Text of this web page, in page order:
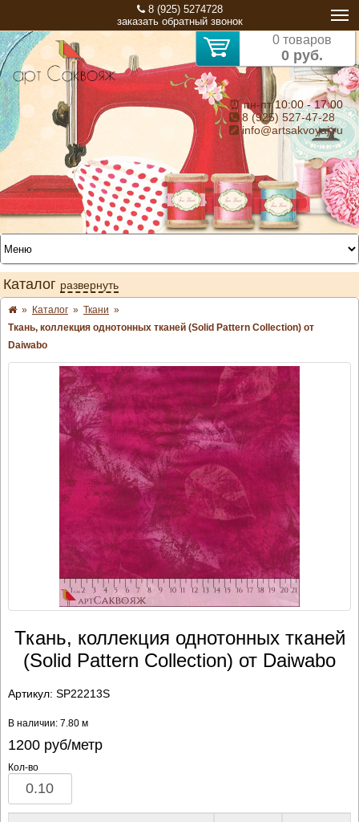
8 (925) 5274728
заказать обратный звонок
0 товаров
0 руб.
⏰ пн-пт 10:00 - 17:00
8 (925) 527-47-28
info@artsakvoyaj.ru
Каталог развернуть
» Каталог » Ткани »
Ткань, коллекция однотонных тканей (Solid Pattern Collection) от
Daiwabo
Ткань, коллекция однотонных тканей
(Solid Pattern Collection) от Daiwabo
Артикул: SP22213S
В наличии: 7.80 м
1200руб/метр
Кол-во